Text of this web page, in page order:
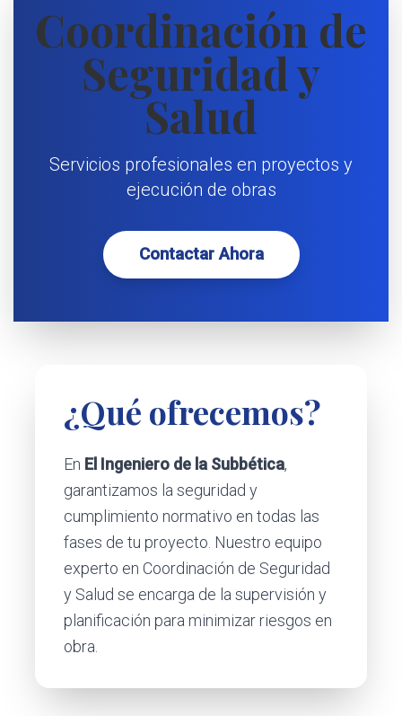
Coordinación de
Seguridad y
Salud
Servicios profesionales en proyectos y
ejecución de obras
Contactar Ahora
¿Qué ofrecemos?
En El Ingeniero de la Subbética,
garantizamos la seguridad y
cumplimiento normativo en todas las
fases de tu proyecto. Nuestro equipo
experto en Coordinación de Seguridad
y Salud se encarga de la supervisión y
planificación para minimizar riesgos en
obra.